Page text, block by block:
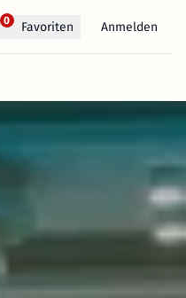
0 Favoriten Anmelden